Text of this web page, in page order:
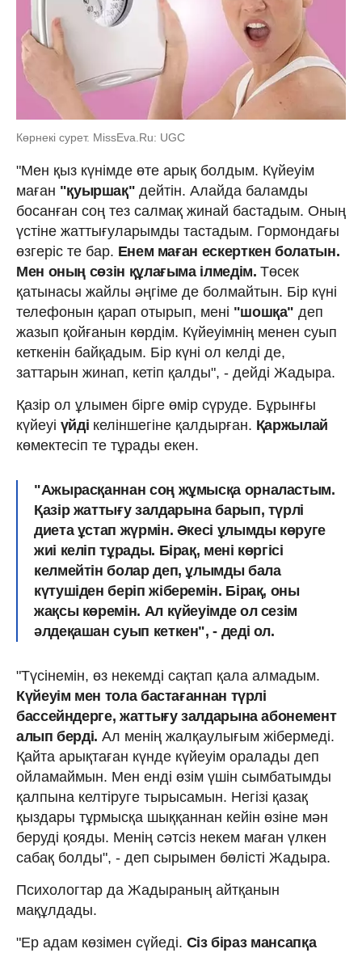
Көрнекі сурет. MissEva.Ru: UGC
"Мен қыз күнімде өте арық болдым. Күйеуім
маған "қуыршақ" дейтін. Алайда баламды
босанған соң тез салмақ жинай бастадым. Оның
үстіне жаттығуларымды тастадым. Гормондағы
өзгеріс те бар. Енем маған ескерткен болатын.
Мен оның сөзін құлағыма ілмедім. Төсек
қатынасы жайлы әңгіме де болмайтын. Бір күні
телефонын қарап отырып, мені "шошқа" деп
жазып қойғанын көрдім. Күйеуімнің менен суып
кеткенін байқадым. Бір күні ол келді де,
заттарын жинап, кетіп қалды", - дейді Жадыра.
Қазір ол ұлымен бірге өмір сүруде. Бұрынғы
күйеуі үйді келіншегіне қалдырған. Қаржылай
көмектесіп те тұрады екен.
"Ажырасқаннан соң жұмысқа орналастым.
Қазір жаттығу залдарына барып, түрлі
диета ұстап жүрмін. Әкесі ұлымды көруге
жиі келіп тұрады. Бірақ, мені көргісі
келмейтін болар деп, ұлымды бала
күтушіден беріп жіберемін. Бірақ, оны
жақсы көремін. Ал күйеуімде ол сезім
әлдеқашан суып кеткен", - деді ол.
"Түсінемін, өз некемді сақтап қала алмадым.
Күйеуім мен тола бастағаннан түрлі
бассейндерге, жаттығу залдарына абонемент
алып берді. Ал менің жалқаулығым жібермеді.
Қайта арықтаған күнде күйеуім оралады деп
ойламаймын. Мен енді өзім үшін сымбатымды
қалпына келтіруге тырысамын. Негізі қазақ
қыздары тұрмысқа шыққаннан кейін өзіне мән
беруді қояды. Менің сәтсіз некем маған үлкен
сабақ болды", - деп сырымен бөлісті Жадыра.
Психологтар да Жадыраның айтқанын
мақұлдады.
"Ер адам көзімен сүйеді. Сіз біраз мансапқа